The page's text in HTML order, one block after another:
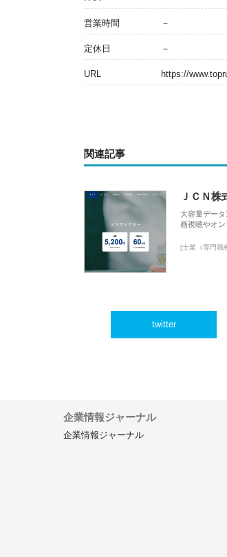
営業時間 －
定休日 －
URL https://
関連記事
ＪＣＮ
大容量デー
画視聴やオ
[士業（専門職
twitter
企業情報ジャーナル
企業情報ジャーナル